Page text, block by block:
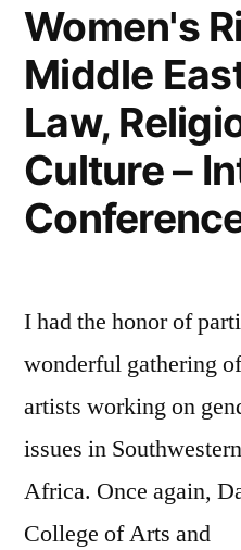
Women's
Middle
Law,
Culture –
I had the honor of
wonderful gathering
artists working on
issues in
Africa. Once again,
College of Arts and